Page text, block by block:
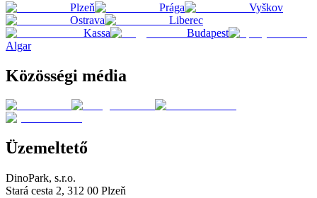
Plzeň Prága
Vyškov
Ostrava
Liberec
Kassa
Budapest
Algar
Közösségi média
Üzemeltető
DinoPark, s.r.o.
Stará cesta 2, 312 00 Plzeň